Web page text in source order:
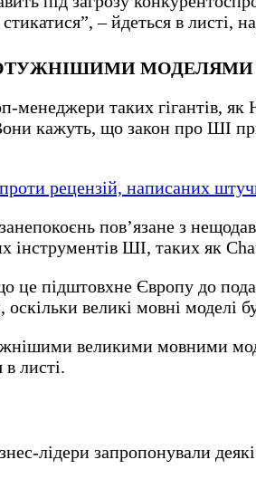
– йдеться в листі,
МОДЕЛЯМИ
менеджери таких гігантів,
кажуть, що закон про ШІ
рецензій, написаних
пов’язане з
інструментів ШІ, таких як
це підштовхне Європу до
великі мовні моделі
великими мовними
листі.
лідери запропонували